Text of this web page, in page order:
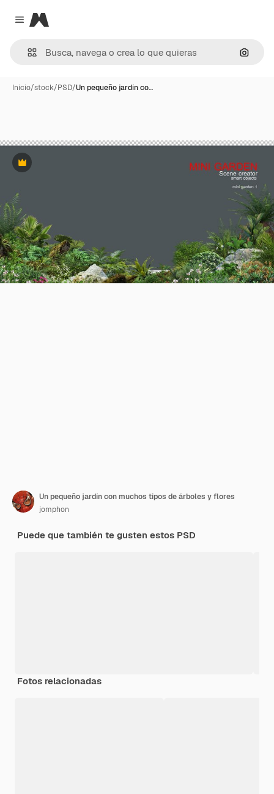
Close menu
Magnific
Inicio/stock/PSD/Un pequeño jardín co…
Premium
Un pequeño jardín con muchos tipos de árboles y flores
jomphon
Puede que también te gusten estos PSD
Fotos relacionadas